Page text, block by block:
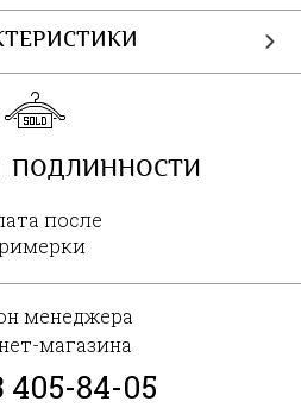
ПОДЛИННОСТИ
после
менеджера
магазина
405-84-05